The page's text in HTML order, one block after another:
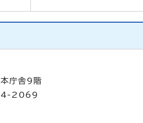
庁舎9階
2069